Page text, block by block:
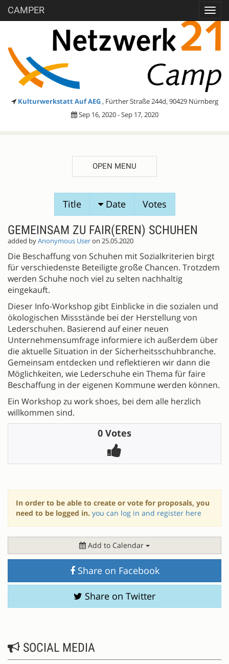
CAMPER
Kulturwerkstatt Auf AEG , Fürther Straße 244d, 90429 Nürnberg
Sep 16, 2020 - Sep 17, 2020
OPEN MENU
Title Date Votes
GEMEINSAM ZU FAIR(EREN) SCHUHEN
added byAnonymous Useron 25.05.2020
Die Beschaffung von Schuhen mit Sozialkriterien birgt
für verschiedenste Beteiligte große Chancen. Trotzdem
werden Schuhe noch viel zu selten nachhaltig
eingekauft.
Dieser Info-Workshop gibt Einblicke in die sozialen und
ökologischen Missstände bei der Herstellung von
Lederschuhen. Basierend auf einer neuen
Unternehmensumfrage informiere ich außerdem über
die aktuelle Situation in der Sicherheitsschuhbranche.
Gemeinsam entdecken und reflektieren wir dann die
Möglichkeiten, wie Lederschuhe ein Thema für faire
Beschaffung in der eigenen Kommune werden können.
Ein Workshop zu work shoes, bei dem alle herzlich
willkommen sind.
0 Votes
In order to be able to create or vote for proposals, you
need to be logged in. you can log in and register here
Add to Calendar
Share on Facebook
Share on Twitter
SOCIAL MEDIA